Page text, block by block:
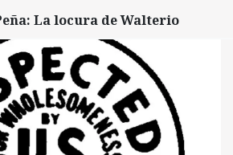
La locura de Walterio